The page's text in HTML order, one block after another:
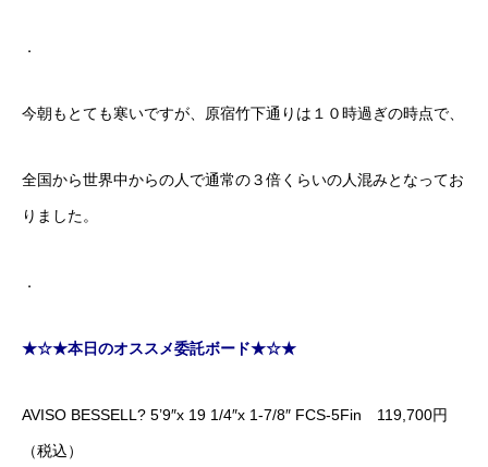
．
今朝もとても寒いですが、原宿竹下通りは１０時過ぎの時点で、
全国から世界中からの人で通常の３倍くらいの人混みとなってお
りました。
．
★☆★本日のオススメ委託ボード★☆★
AVISO BESSELL? 5’9″x 19 1/4″x 1-7/8″ FCS-5Fin 119,700円
（税込）